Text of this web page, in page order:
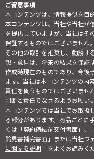
ご留意事項
本コンテンツは、情報提供を目
本コンテンツは、当社や当社が
を提供していますが、当社はそ
保証するものではございません
その他の取引を推奨し、勧誘す
想・意見は、将来の結果を保証
作成時現在のものであり、今後
ます。当社は本コンテンツの内
責任を負うものではございませ
判断と責任でなさるようお願い
本コンテンツでは当社でお取扱
る部分があります。商品ごとに
くは「契約締結前交付書面」、
論見書補完書面」または当社ウ
に関する説明」をよくお読みく